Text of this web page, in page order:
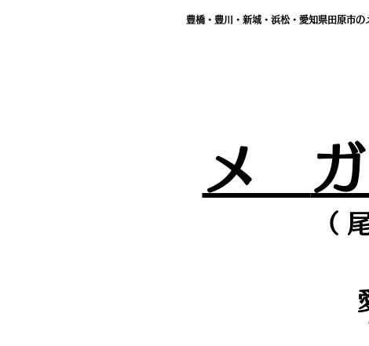
豊橋・豊川・新城・浜松・愛知県田原市
メ
（